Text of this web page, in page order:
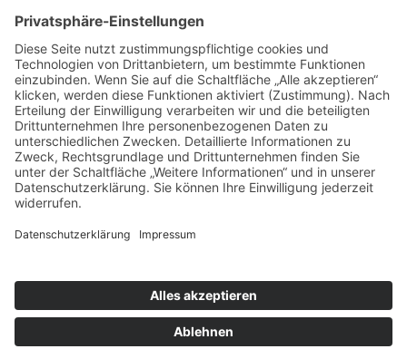
Folge mir
Zahlungsarten
& Vorab-Überweisung
Alle Preise inkl. gesetzl. Mehrwertsteuer zzgl.
Datenschutzerklärung
© 2026 SCHNAUZEN-KONTOR. Alle Rechte vorbehalten.